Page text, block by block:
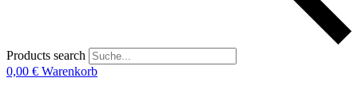
Products search
0,00 € Warenkorb